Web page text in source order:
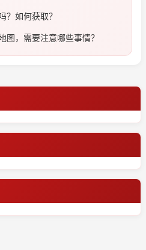
？如何获取？
图，需要注意哪些事情？